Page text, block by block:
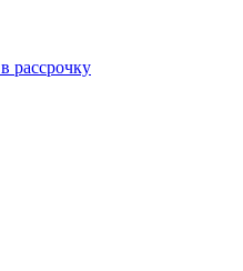
рассрочку